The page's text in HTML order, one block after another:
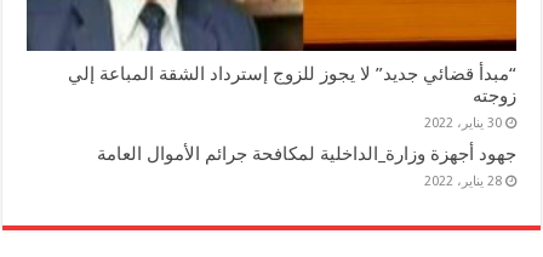
“مبدأ قضائي جديد” لا يجوز للزوج إسترداد الشقة المباعة إلي
زوجته
30 يناير، 2022
جهود أجهزة وزارة_الداخلية لمكافحة جرائم الأموال العامة
28 يناير، 2022